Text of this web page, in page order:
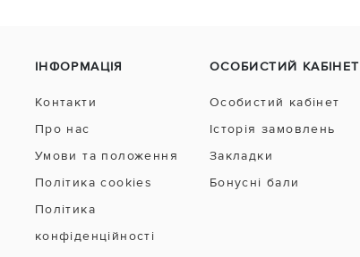
ІНФОРМАЦІЯ
Контакти
Про нас
Умови та положення
Політика cookies
Політика
конфіденційності
ОСОБИСТИЙ КАБІНЕТ
Особистий кабінет
Історія замовлень
Закладки
Бонусні бали